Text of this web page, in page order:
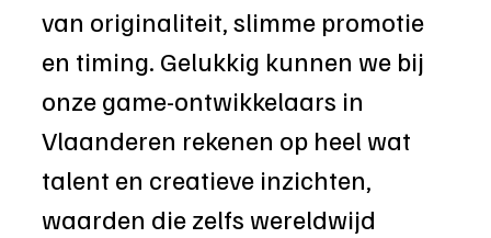
van originaliteit, slimme promotie
en timing. Gelukkig kunnen we bij
onze game-ontwikkelaars in
Vlaanderen rekenen op heel wat
talent en creatieve inzichten,
waarden die zelfs wereldwijd